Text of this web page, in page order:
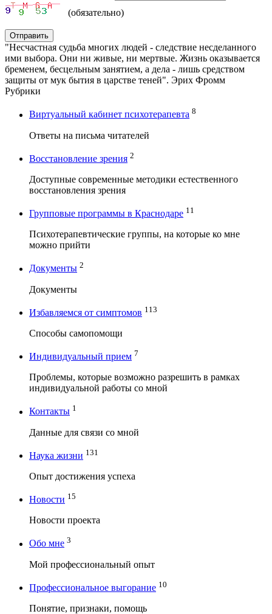
(обязательно)
Отправить
"Несчастная судьба многих людей - следствие несделанного
ими выбора. Они ни живые, ни мертвые. Жизнь оказывается
бременем, бесцельным занятием, а дела - лишь средством
защиты от мук бытия в царстве теней". Эрих Фромм
Рубрики
Виртуальный кабинет психотерапевта 8
Ответы на письма читателей
Восстановление зрения 2
Доступные современные методики естественного
восстановления зрения
Групповые программы в Краснодаре 11
Психотерапевтические группы, на которые ко мне
можно прийти
Документы 2
Документы
Избавляемся от симптомов 113
Способы самопомощи
Индивидуальный прием 7
Проблемы, которые возможно разрешить в рамках
индивидуальной работы со мной
Контакты 1
Данные для связи со мной
Наука жизни 131
Опыт достижения успеха
Новости 15
Новости проекта
Обо мне 3
Мой профессиональный опыт
Профессиональное выгорание 10
Понятие, признаки, помощь